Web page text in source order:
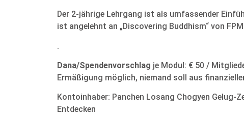
Der 2-jährige Lehrgang ist als umfassender
ist angelehnt an „Discovering Buddhism“ von
.
Dana/Spendenvorschlag je Modul: € 50 /
Ermäßigung möglich, niemand soll aus
Kontoinhaber: Panchen Losang Chogyen Gelug-
Entdecken